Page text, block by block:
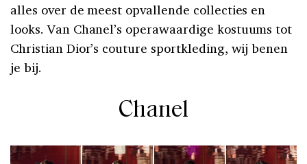
alles over de meest opvallende collecties en
looks. Van Chanel’s operawaardige kostuums tot
Christian Dior’s couture sportkleding, wij benen
je bij.
Chanel